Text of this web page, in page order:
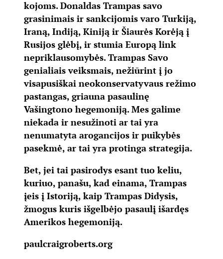
kojoms. Donaldas Trampas savo
grasinimais ir sankcijomis varo Turkiją,
Iraną, Indiją, Kiniją ir Šiaurės Korėją į
Rusijos glėbį, ir stumia Europą link
nepriklausomybės. Trampas Savo
genialiais veiksmais, nežiūrint į jo
visapusiškai neokonservatyvaus režimo
pastangas, griauna pasaulinę
Vašingtono hegemoniją. Mes galime
niekada ir nesužinoti ar tai yra
nenumatyta arogancijos ir puikybės
pasekmė, ar tai yra protinga strategija.
Bet, jei tai pasirodys esant tuo keliu,
kuriuo, panašu, kad einama, Trampas
įeis į Istoriją, kaip Trampas Didysis,
žmogus kuris išgelbėjo pasaulį išardęs
Amerikos hegemoniją.
paulcraigroberts.org